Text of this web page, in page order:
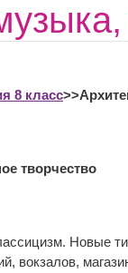
8 класс
творчество
Новые
вокзалов,